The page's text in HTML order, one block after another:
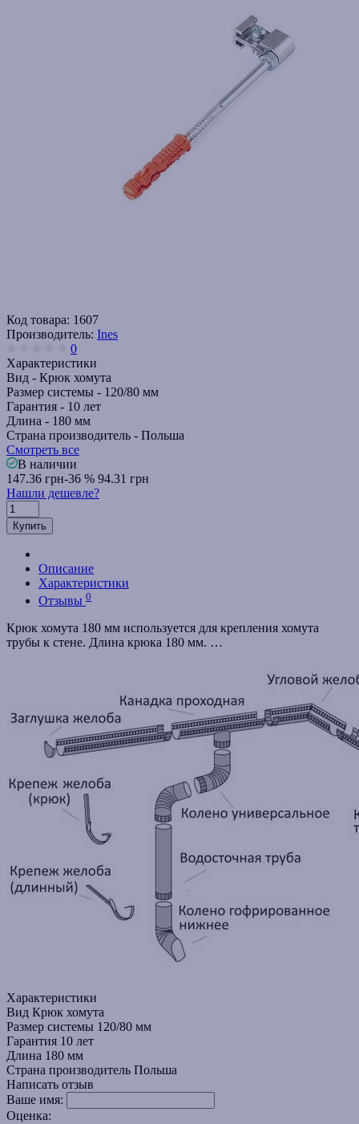
Код товара: 1607
Производитель: Ines
0
Характеристики
Вид - Крюк хомута
Размер системы - 120/80 мм
Гарантия - 10 лет
Длина - 180 мм
Страна производитель - Польша
Смотреть все
В наличии
147.36 грн-36 % 94.31 грн
Нашли дешевле?
Купить
Описание
Характеристики
Отзывы 0
Крюк хомута 180 мм используется для крепления хомута
трубы к стене. Длина крюка 180 мм. …
Характеристики
Вид Крюк хомута
Размер системы 120/80 мм
Гарантия 10 лет
Длина 180 мм
Страна производитель Польша
Написать отзыв
Ваше имя:
Оценка: